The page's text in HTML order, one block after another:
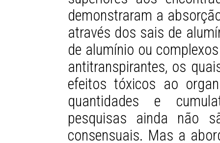
demonstraram a
através dos sais de
de alumínio ou
antitranspirantes, os
efeitos tóxicos ao
quantidades e
pesquisas ainda não
consensuais. Mas a